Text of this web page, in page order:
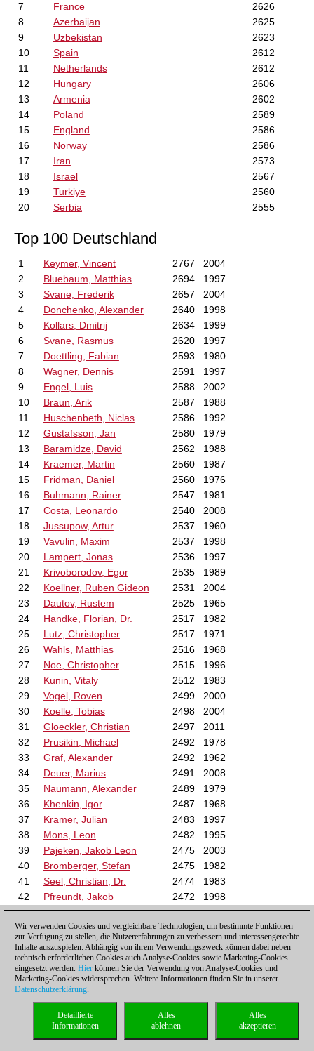
7
France
2626
8
Azerbaijan
2625
9
Uzbekistan
2623
10
Spain
2612
11
Netherlands
2612
12
Hungary
2606
13
Armenia
2602
14
Poland
2589
15
England
2586
16
Norway
2586
17
Iran
2573
18
Israel
2567
19
Turkiye
2560
20
Serbia 2555
Top 100 Deutschland
1 Keymer, Vincent 2767
2004
2
Bluebaum, Matthias 2694
1997
3
Svane, Frederik 2657
2004
4
Donchenko, Alexander 2640
1998
5
Kollars, Dmitrij 2634
1999
6
Svane, Rasmus 2620
1997
7
Doettling, Fabian 2593
1980
8
Wagner, Dennis 2591
1997
9
Engel, Luis 2588
2002
10
Braun, Arik 2587
1988
11
Huschenbeth, Niclas 2586
1992
12
Gustafsson, Jan 2580
1979
13
Baramidze, David 2562
1988
14
Kraemer, Martin 2560
1987
15
Fridman, Daniel 2560
1976
16
Buhmann, Rainer 2547
1981
17
Costa, Leonardo 2540
2008
18
Jussupow, Artur 2537
1960
19
Vavulin, Maxim 2537
1998
20
Lampert, Jonas 2536
1997
21
Krivoborodov, Egor 2535
1989
22
Koellner, Ruben Gideon 2531
2004
23
Dautov, Rustem 2525
1965
24
Handke, Florian, Dr. 2517
1982
25
Lutz, Christopher 2517
1971
26
Wahls, Matthias 2516
1968
27
Noe, Christopher 2515
1996
28
Kunin, Vitaly 2512
1983
29
Vogel, Roven 2499
2000
30
Koelle, Tobias 2498
2004
31
Gloeckler, Christian 2497
2011
32
Prusikin, Michael 2492
1978
33
Graf, Alexander 2492
1962
34
Deuer, Marius 2491
2008
35
Naumann, Alexander 2489
1979
36
Khenkin, Igor 2487
1968
37
Kramer, Julian 2483
1997
38
Mons, Leon 2482
1995
39
Pajeken, Jakob Leon 2475
2003
40
Bromberger, Stefan 2475
1982
41
Seel, Christian, Dr. 2474
1983
42
Pfreundt, Jakob 2472
1998
43
Berelowitsch, Alexander 2470
1967
44
Xu, Xianliang 2470
1997
45
Neef, Maximilian 2470
1996
46
Lubbe, Nikolas 2469
1990
47
Petrovskiy, Vadym 2469
2007
48
Lobron, Eric
Zelbel, Patrick 2465
1993
Feuerstack, Aljoscha 2460
Wir verwenden Cookies und vergleichbare Technologien, um bestimmte Funktionen
zur Verfügung zu stellen, die Nutzererfahrungen zu verbessern und interessengerechte
Inhalte auszuspielen. Abhängig von ihrem Verwendungszweck können dabei neben
technisch erforderlichen Cookies auch Analyse-Cookies sowie Marketing-Cookies
eingesetzt werden. Hier können Sie der Verwendung von Analyse-Cookies und
Marketing-Cookies widersprechen. Weitere Informationen finden Sie in unserer
Datenschutzerklärung.
Alles
akzeptieren
Alles
ablehnen
Detaillierte
Informationen